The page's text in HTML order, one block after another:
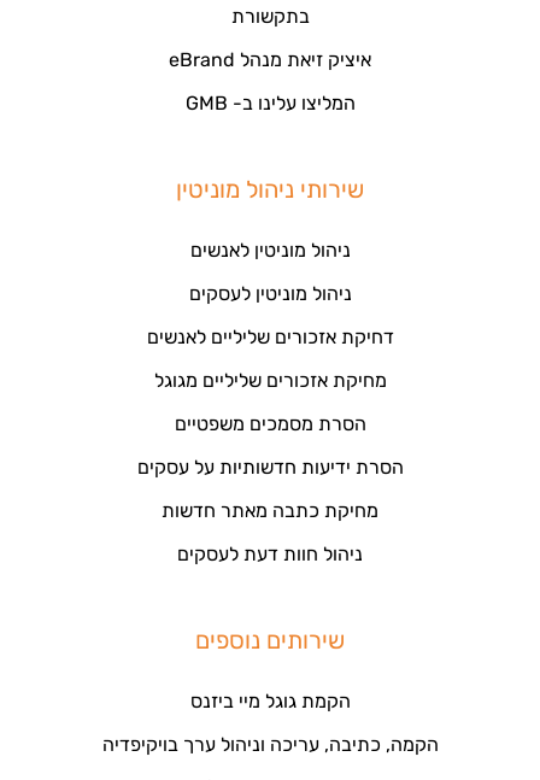
בתקשורת
איציק זיאת מנהל eBrand
המליצו עלינו ב- GMB
שירותי ניהול מוניטין
ניהול מוניטין לאנשים
ניהול מוניטין לעסקים
דחיקת אזכורים שליליים לאנשים
מחיקת אזכורים שליליים מגוגל
הסרת מסמכים משפטיים
הסרת ידיעות חדשותיות על עסקים
מחיקת כתבה מאתר חדשות
ניהול חוות דעת לעסקים
שירותים נוספים
הקמת גוגל מיי ביזנס
הקמה, כתיבה, עריכה וניהול ערך בויקיפדיה